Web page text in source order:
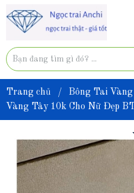
Trang chủ / Bông Tai
Vàng Tây 10k Cho Nữ Đẹp